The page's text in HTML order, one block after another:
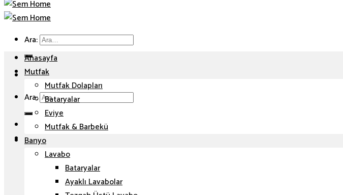
Ara:
Ara:
Anasayfa
Mutfak
Mutfak Dolapları
Bataryalar
Eviye
Mutfak & Barbekü
Banyo
Lavabo
Bataryalar
Ayaklı Lavabolar